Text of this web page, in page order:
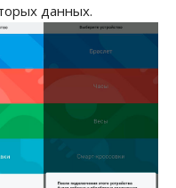
данных.